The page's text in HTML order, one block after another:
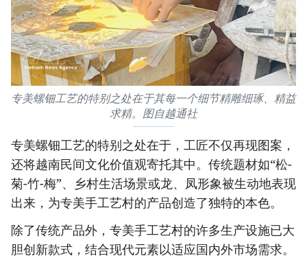
专美螺钿工艺的特别之处在于其每一个细节精雕细琢、精益
求精。图自越通社
专美螺钿工艺的特别之处在于，工匠不仅再现图案，
还将越南民间文化价值观寄托其中。传统题材如“松-
菊-竹-梅”、乡村生活场景或龙、凤形象被生动地表现
出来，为专美手工艺村的产品创造了独特的本色。
除了传统产品外，专美手工艺村的许多生产设施已大
胆创新款式，结合现代元素以适应国内外市场需求。